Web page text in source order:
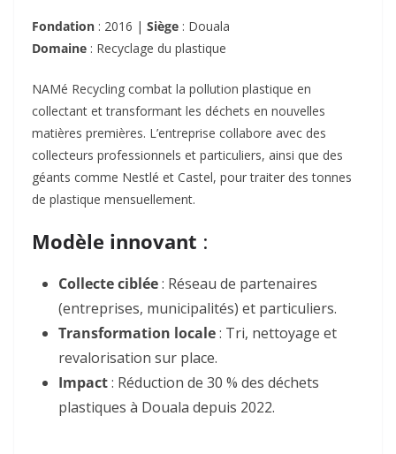
Fondation : 2016 | Siège : Douala
Domaine : Recyclage du plastique
NAMé Recycling combat la pollution plastique en
collectant et transformant les déchets en nouvelles
matières premières. L’entreprise collabore avec des
collecteurs professionnels et particuliers, ainsi que des
géants comme Nestlé et Castel, pour traiter des tonnes
de plastique mensuellement.
Modèle innovant :
Collecte ciblée: Réseau de partenaires
(entreprises, municipalités) et particuliers.
Transformation locale: Tri, nettoyage et
revalorisation sur place.
Impact: Réduction de 30 % des déchets
plastiques à Douala depuis 2022.